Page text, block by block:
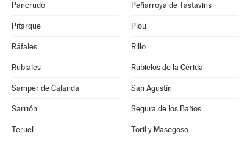
Pancrudo Peñarroya de Tastavins
Pitarque Plou
Ráfales Rillo
Rubiales Rubielos de la Cérida
Samper de Calanda San Agustín
Sarrión Segura de los Baños
Teruel Toril y Masegoso